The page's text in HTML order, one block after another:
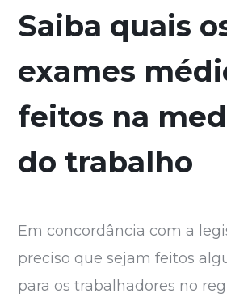
Saiba quais
exames
feitos na
do trabalho
Em concordância com a
preciso que sejam feitos
para os trabalhadores no